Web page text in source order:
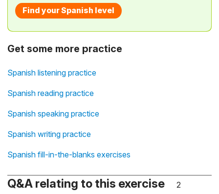
Find your Spanish level
Get some more practice
Spanish listening practice
Spanish reading practice
Spanish speaking practice
Spanish writing practice
Spanish fill-in-the-blanks exercises
Q&A relating to this exercise
2